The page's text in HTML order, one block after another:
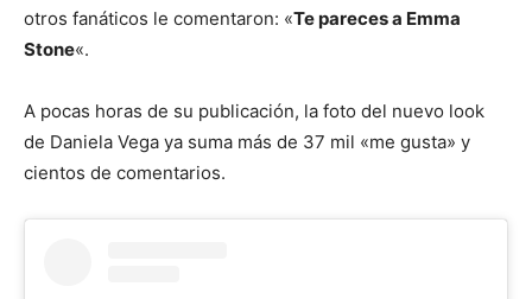
otros fanáticos le comentaron: «Te pareces a Emma
Stone«.
A pocas horas de su publicación, la foto del nuevo look
de Daniela Vega ya suma más de 37 mil «me gusta» y
cientos de comentarios.